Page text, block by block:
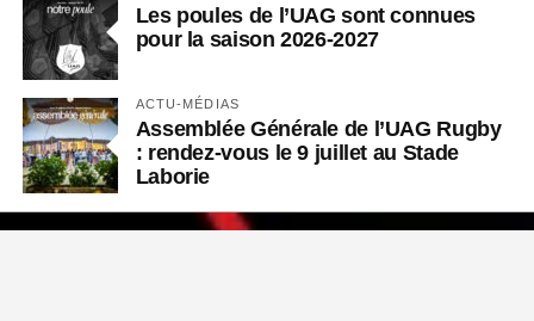
Les poules de l’UAG sont connues
pour la saison 2026-2027
ACTU-MÉDIAS
Assemblée Générale de l’UAG Rugby
: rendez-vous le 9 juillet au Stade
Laborie